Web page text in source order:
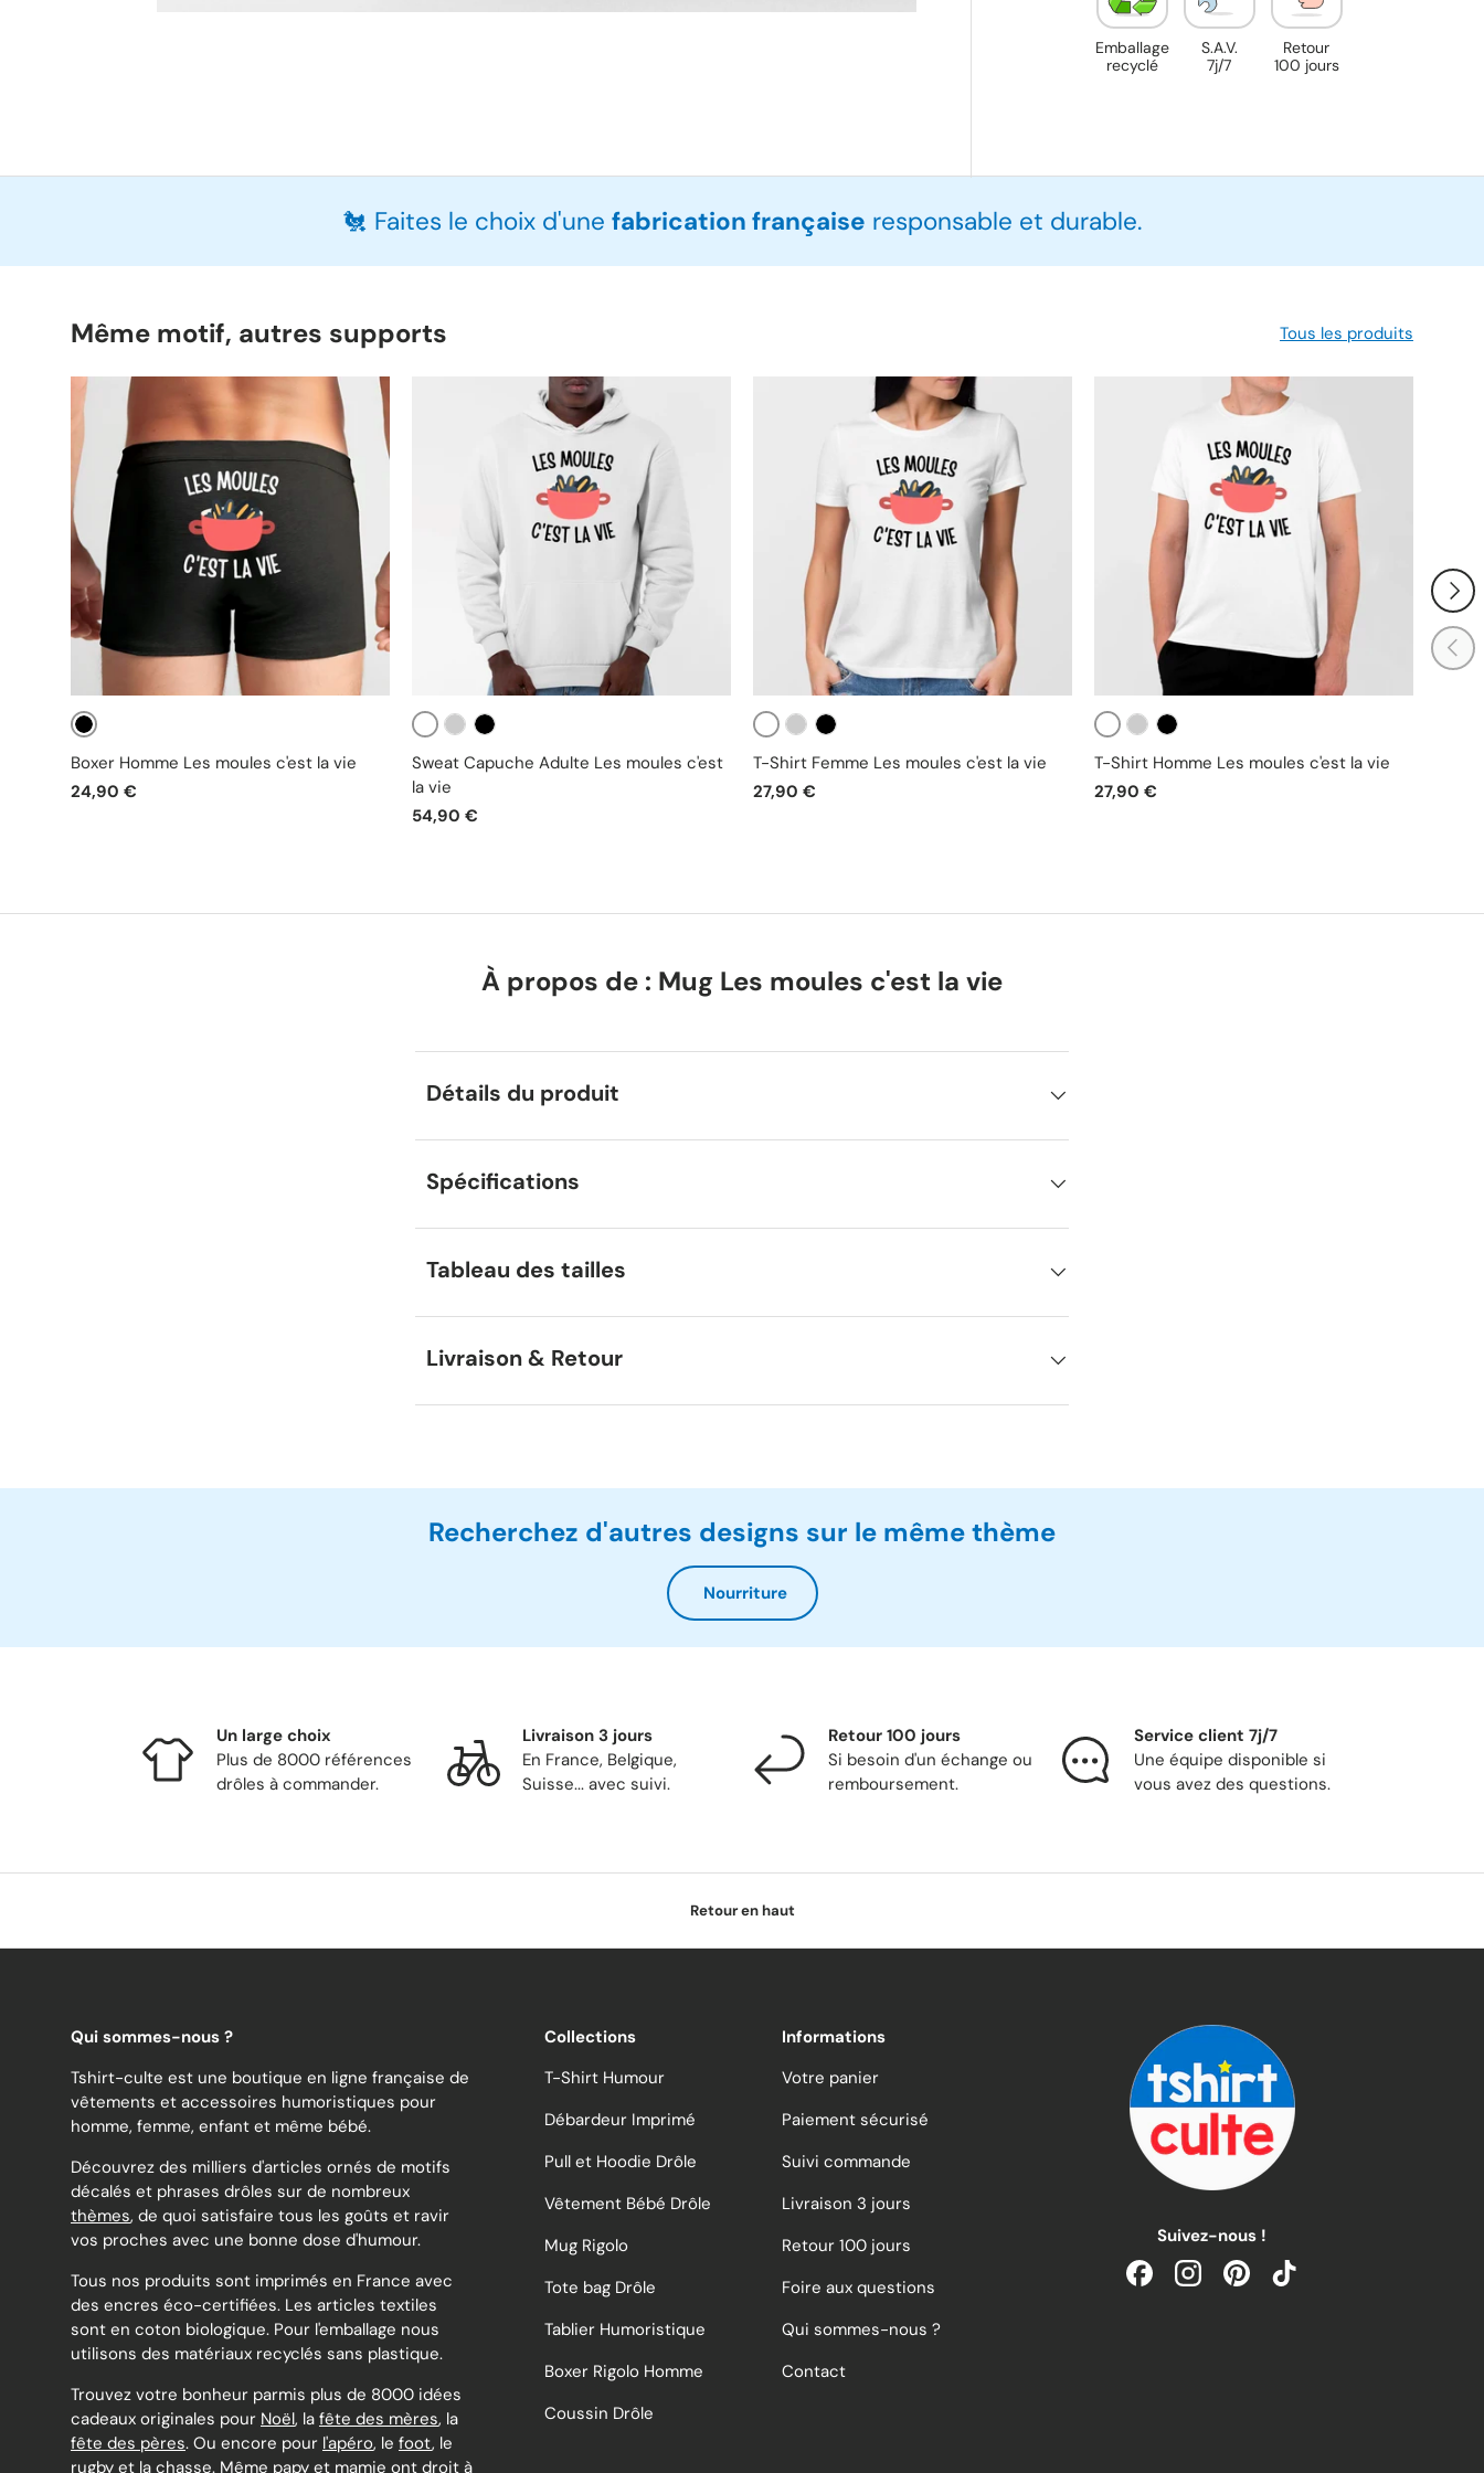
Emballage
recyclé
S.A.V.
7j/7
Retour
100 jours
🐔 Faites le choix d'une fabrication française responsable et durable.
Même motif, autres supports Tous les produits
Noir
Boxer Homme Les moules c'est la vie
24,90 €
Blanc
Sweat Capuche Adulte Les moules c'est
la vie
54,90 €
Blanc
T-Shirt Femme Les moules c'est la vie
27,90 €
Blanc
T-Shirt Homme Les moules c'est la vie
27,90 €
À propos de : Mug Les moules c'est la vie
Détails du produit
Spécifications
Tableau des tailles
Livraison & Retour
Recherchez d'autres designs sur le même thème
Nourriture
Un large choix
Plus de 8000 références
drôles à commander.
Livraison 3 jours
En France, Belgique,
Suisse... avec suivi.
Retour 100 jours
Si besoin d'un échange ou
remboursement.
Service client 7j/7
Une équipe disponible si
vous avez des questions.
Retour en haut
Qui sommes-nous ?
Tshirt-culte est une boutique en ligne française de
vêtements et accessoires humoristiques pour
homme, femme, enfant et même bébé.
Découvrez des milliers d'articles ornés de motifs
décalés et phrases drôles sur de nombreux
thèmes, de quoi satisfaire tous les goûts et ravir
vos proches avec une bonne dose d'humour.
Tous nos produits sont imprimés en France avec
des encres éco-certifiées. Les articles textiles
sont en coton biologique. Pour l'emballage nous
utilisons des matériaux recyclés sans plastique.
Trouvez votre bonheur parmis plus de 8000 idées
cadeaux originales pour Noël, la fête des mères, la
fête des pères. Ou encore pour l'apéro, le foot, le
rugby et la chasse. Même papy et mamie ont droit à
Collections
T-Shirt Humour
Débardeur Imprimé
Pull et Hoodie Drôle
Vêtement Bébé Drôle
Mug Rigolo
Tote bag Drôle
Tablier Humoristique
Boxer Rigolo Homme
Coussin Drôle
Informations
Votre panier
Paiement sécurisé
Suivi commande
Livraison 3 jours
Retour 100 jours
Foire aux questions
Qui sommes-nous ?
Contact
Suivez-nous !
FacebookInstagramPinterestTikTok